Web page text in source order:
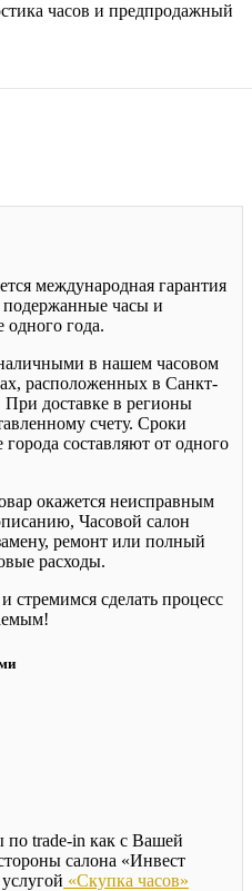
часов и предпродажный
международная гарантия
подержанные часы и
одного года.
в нашем часовом
расположенных в Санкт-
При доставке в регионы
счету. Сроки
составляют от одного
окажется неисправным
Часовой салон
ремонт или полный
расходы.
сделать процесс
по trade-in как с Вашей
салона «Инвест
«Скупка часов»